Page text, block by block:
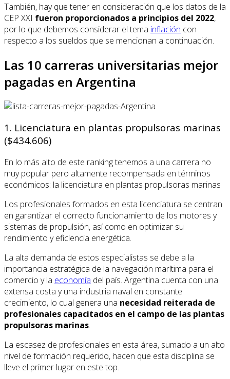
También, hay que tener en consideración que los datos de la
CEP XXI fueron proporcionados a principios del 2022,
por lo que debemos considerar el tema inflación con
respecto a los sueldos que se mencionan a continuación.
Las 10 carreras universitarias mejor
pagadas en Argentina
1. Licenciatura en plantas propulsoras marinas
($434.606)
En lo más alto de este ranking tenemos a una carrera no
muy popular pero altamente recompensada en términos
económicos: la licenciatura en plantas propulsoras marinas
Los profesionales formados en esta licenciatura se centran
en garantizar el correcto funcionamiento de los motores y
sistemas de propulsión, así como en optimizar su
rendimiento y eficiencia energética.
La alta demanda de estos especialistas se debe a la
importancia estratégica de la navegación marítima para el
comercio y la economía del país. Argentina cuenta con una
extensa costa y una industria naval en constante
crecimiento, lo cual genera una necesidad reiterada de
profesionales capacitados en el campo de las plantas
propulsoras marinas.
La escasez de profesionales en esta área, sumado a un alto
nivel de formación requerido, hacen que esta disciplina se
lleve el primer lugar en este top.